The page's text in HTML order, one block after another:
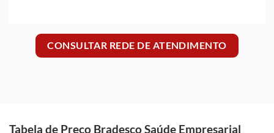
CONSULTAR REDE DE ATENDIMENTO
Tabela de Preço Bradesco Saúde Empresarial